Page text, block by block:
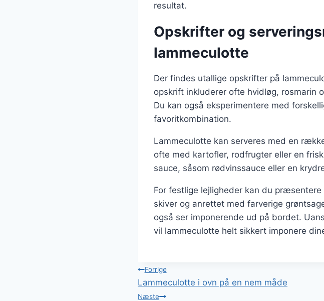
resultat.
Opskrifter og
lammeculotte
Der findes utallige opskrifter på
opskrift inkluderer ofte hvidløg, rosmarin
Du kan også eksperimentere med
favoritkombination.
Lammeculotte kan serveres med en
ofte med kartofler, rodfrugter eller en
sauce, såsom rødvinssauce eller en
For festlige lejligheder kan du
skiver og anrettet med farverige
også ser imponerende ud på bordet.
vil lammeculotte helt sikkert imponere
Indlægsnavigation
Forrige
Lammeculotte i ovn på en nem måde
Næste